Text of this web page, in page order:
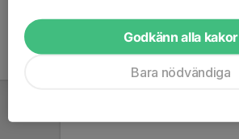
Godkänn alla kakor
Bara nödvändiga